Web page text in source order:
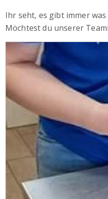
Ihr seht, es gibt immer was
Möchtest du unserer